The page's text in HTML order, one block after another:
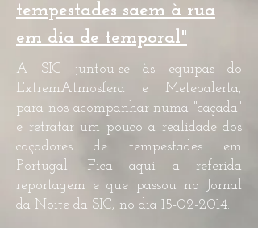
tempestades saem à rua
em dia de temporal"
A SIC juntou-se às equipas do
ExtremAtmosfera e Meteoalerta,
para nos acompanhar numa "caçada"
e retratar um pouco a realidade dos
caçadores de tempestades em
Portugal. Fica aqui a referida
reportagem e que passou no Jornal
da Noite da SIC, no dia 15-02-2014.